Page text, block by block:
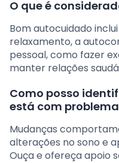
O que é
Bom autocuidado
relaxamento, a
pessoal, como fazer
manter relações
Como posso
está com
Mudanças
alterações no sono e
Ouça e ofereça apoio